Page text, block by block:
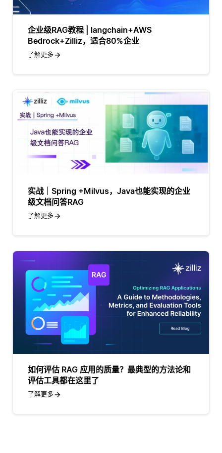
企业级RAG教程 | langchain+AWS
Bedrock+Zilliz，适合80%企业
了解更多
实战｜Spring +Milvus，Java也能实现的企业
级文档问答RAG
了解更多
如何评估 RAG 应用的质量？最典型的方法论和
评估工具都在这里了
了解更多